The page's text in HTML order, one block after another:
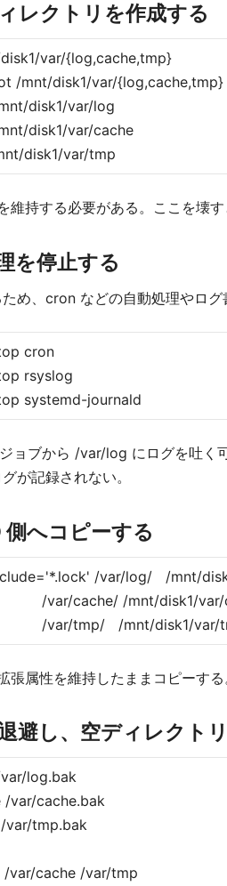
レクトリを作成する
var/{log,cache,tmp}
/mnt/disk1/var/{log,cache,tmp}
disk1/var/log
disk1/var/cache
disk1/var/tmp
持する必要がある。ここを壊す
を停止する
め、cron などの自動処理やログ
cron
rsyslog
systemd-journald
ョブから /var/log にログを吐
が記録されない。
へコピーする
/var/log/ /mnt/
cache/ /mnt/disk1/var/
var/tmp/ /mnt/disk1/var/
張属性を維持したままコピーす
避し、空ディレクト
log.bak
var/cache.bak
tmp.bak
var/cache /var/tmp